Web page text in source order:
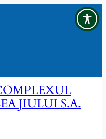
JIULUI S.A.